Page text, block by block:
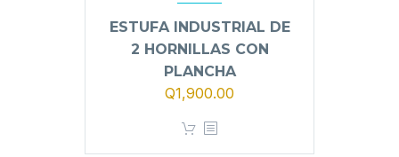
ESTUFA INDUSTRIAL DE
2 HORNILLAS CON
PLANCHA
Q1,900.00